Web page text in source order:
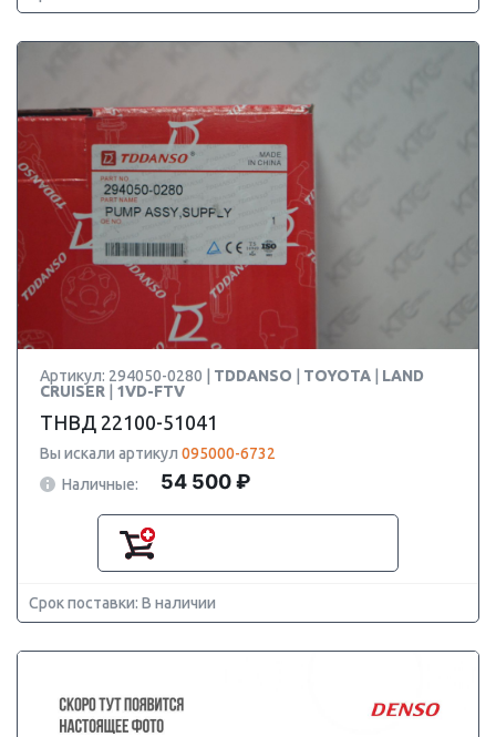
Артикул: 294050-0280 | TDDANSO TOYOTA
LAND
CRUISER
1VD-FTV
ТНВД 22100-51041
Вы искали артикул 095000-6732
Наличные:
54 500 ₽
Срок поставки: В наличии